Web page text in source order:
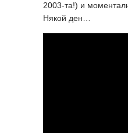
2003-та!) и
Някой ден…